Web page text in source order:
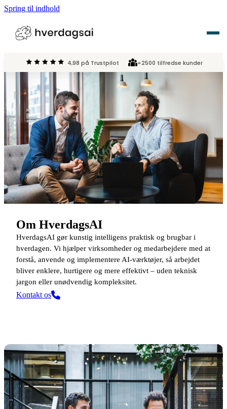
Spring til indhold
Vi tilbyder
AI Kurser
AI Løsninger
AI Act ›
AI Events ›
Om HverdagsAI
Karriere
Viden
Kontakt
4,98 på Trustpilot +2500 tilfredse kunder
Om HverdagsAI
HverdagsAI gør kunstig intelligens praktisk og brugbar i
hverdagen. Vi hjælper virksomheder og medarbejdere med at
forstå, anvende og implementere AI-værktøjer, så arbejdet
bliver enklere, hurtigere og mere effektivt – uden teknisk
jargon eller unødvendig kompleksitet.
Kontakt os